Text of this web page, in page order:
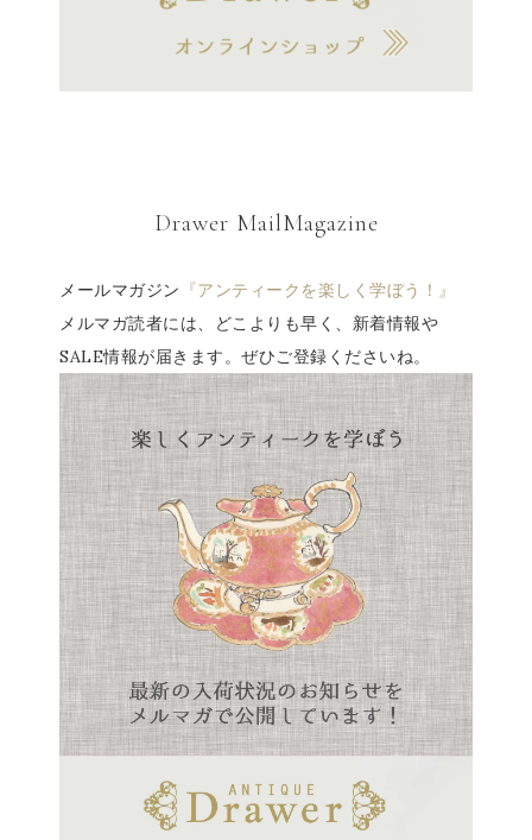
Drawer MailMagazine
メールマガジン 『アンティークを楽しく学ぼう！』
メルマガ読者には、どこよりも早く、新着情報や
SALE情報が届きます。ぜひご登録くださいね。